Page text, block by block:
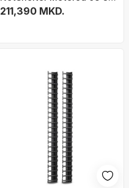
фазен, 22kW 230V 32A,
211,390 MKD.